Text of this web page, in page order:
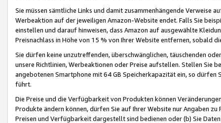
Sie müssen sämtliche Links und damit zusammenhängende
Werbeaktion auf der jeweiligen Amazon-Website endet. Falls Sie
einstellen und darauf hinweisen, dass Amazon auf ausgewählte
Preisnachlass in Höhe von 15 % von Ihrer Website entfernen, sobald
Sie dürfen keine unzutreffenden, überschwänglichen, täuschenden
unsere Richtlinien, Werbeaktionen oder Preise aufstellen. Stellen Sie
angebotenen Smartphone mit 64 GB Speicherkapazität ein, so dürfen
führt.
Die Preise und die Verfügbarkeit von Produkten können
Produkte ändern können, dürfen Sie auf Ihrer Website nur Angaben
Preisen und Verfügbarkeit dargestellt sind bedienen oder (b) Sie